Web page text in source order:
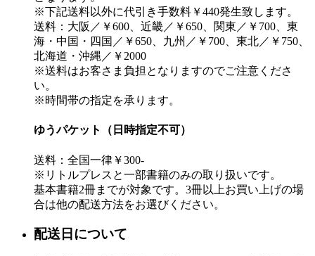
※下記送料以外に代引き手数料￥440発生致します。
送料：大阪／￥600、近畿／￥650、関東／￥700、東
海・中国・四国／￥650、九州／￥700、東北／￥750、
北海道・沖縄／￥2000
※送料はお客さま負担となりますのでご注意くださ
い。
※時間帯の指定を承ります。
ゆうパケット（日時指定不可）
送料：全国一律￥300-
※リトルプレスと一部書籍のみの取り扱いです。
基本書籍2冊までが対象です。3冊以上お買い上げの場
合は他の配送方法をお選びください。
配送日について